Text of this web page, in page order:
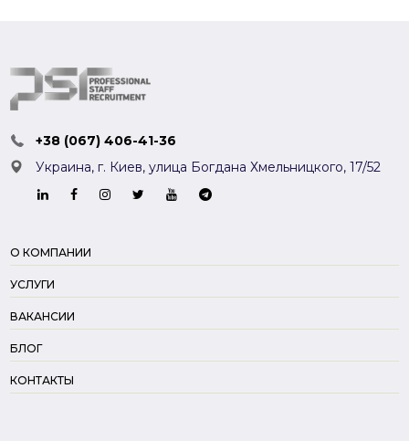
+38 (067) 406-41-36
Украина, г. Киев,улица Богдана Хмельницкого, 17/52
О КОМПАНИИ
УСЛУГИ
ВАКАНСИИ
БЛОГ
КОНТАКТЫ